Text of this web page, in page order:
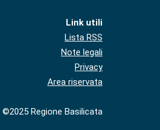
Link utili
Lista RSS
Note legali
Privacy
Area riservata
©2025 Regione Basilicata